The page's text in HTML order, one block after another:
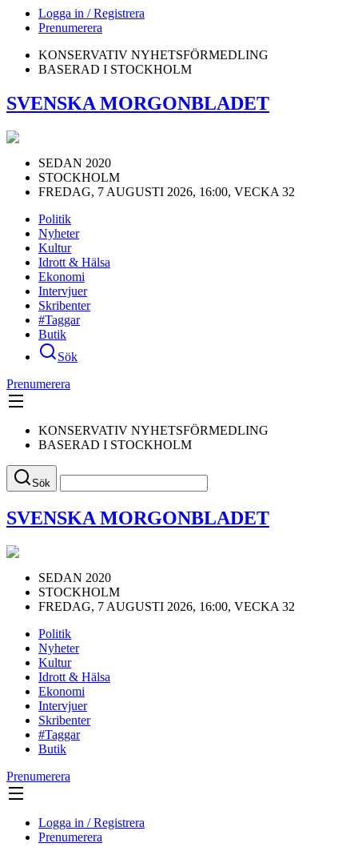
Logga in / Registrera
Prenumerera
KONSERVATIV NYHETSFÖRMEDLING
BASERAD I STOCKHOLM
SVENSKA MORGONBLADET
SEDAN 2020
STOCKHOLM
FREDAG, 7 AUGUSTI 2026, 16:00, VECKA 32
Politik
Nyheter
Kultur
Idrott & Hälsa
Ekonomi
Intervjuer
Skribenter
#Taggar
Butik
Sök
Prenumerera
KONSERVATIV NYHETSFÖRMEDLING
BASERAD I STOCKHOLM
Sök
SVENSKA MORGONBLADET
SEDAN 2020
STOCKHOLM
FREDAG, 7 AUGUSTI 2026, 16:00, VECKA 32
Politik
Nyheter
Kultur
Idrott & Hälsa
Ekonomi
Intervjuer
Skribenter
#Taggar
Butik
Prenumerera
Logga in / Registrera
Prenumerera